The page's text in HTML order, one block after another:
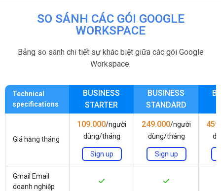
SO SÁNH CÁC GÓI GOOGLE
WORKSPACE
Bảng so sánh chi tiết sự khác biệt giữa các gói Google
Workspace.
Technical
specifications
BUSINESS
STARTER
BUSINESS
STANDARD
Giá hằng tháng
109.000/người
dùng/tháng
Sign up
249.000/người
dùng/tháng
Sign up
Gmail Email
doanh nghiệp